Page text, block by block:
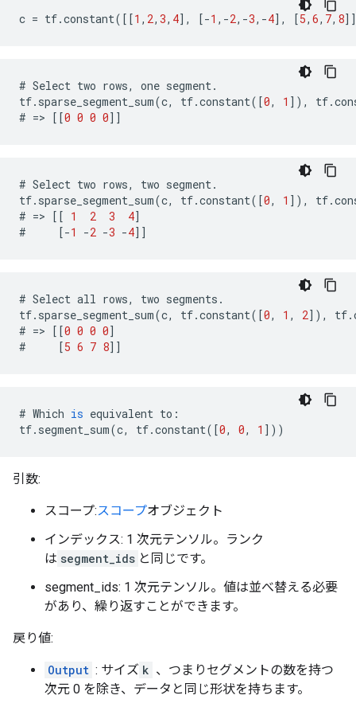
c = tf.constant([[1 , 2, 3, 4], [-1 , -2, -3, -4], [5, 6, 7, 8
# Select two rows, one segment.
tf. sparse_segment_sum(c, tf.constant([0, 1 ]), tf.
# => [[0 0 0 0]]
# Select two rows, two segment.
tf. sparse_segment_sum(c, tf.constant([0, 1 ]), tf.
# => [[ 1 2 3 4]
#
[-1 -2 -3 -4]]
# Select all rows, two segments .
tf. sparse_segment_sum(c, tf.constant([0, 1 , 2]), tf.
# => [[0 0 0 0]
#
[5 6 7 8]]
# Which is equivalent to :
tf. segment_sum(c, tf.constant([0, 0, 1 ]))
引数:
スコープ:スコープオブジェクト
インデックス: 1 次元テンソル。ランク
は segment_ids と同じです。
segment_ids: 1 次元テンソル。値は並べ替える必要
があり、繰り返すことができます。
戻り値:
Output : サイズ k 、つまりセグメントの数を持つ
次元 0 を除き、データと同じ形状を持ちます。